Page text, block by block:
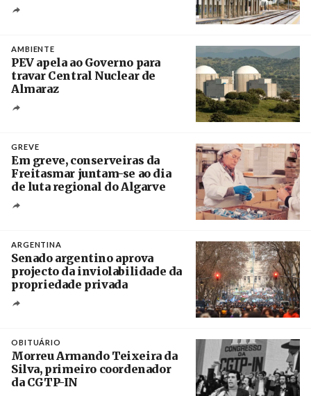
AMBIENTE
PEV apela ao Governo para
travar Central Nuclear de
Almaraz
GREVE
Em greve, conserveiras da
Freitasmar juntam-se ao dia
de luta regional do Algarve
ARGENTINA
Senado argentino aprova
projecto da inviolabilidade da
propriedade privada
OBITUÁRIO
Morreu Armando Teixeira da
Silva, primeiro coordenador
da CGTP-IN